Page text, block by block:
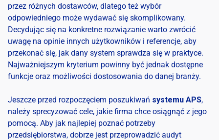
przez różnych dostawców, dlatego też wybór
odpowiedniego może wydawać się skomplikowany.
Decydując się na konkretne rozwiązanie warto zwrócić
uwagę na opinie innych użytkowników i referencje, aby
przekonać się, jak dany system sprawdza się w praktyce.
Najważniejszym kryterium powinny być jednak dostępne
funkcje oraz możliwości dostosowania do danej branży.
Jeszcze przed rozpoczęciem poszukiwań systemu APS,
należy sprecyzować cele, jakie firma chce osiągnąć z jego
pomocą. Aby jak najlepiej poznać potrzeby
przedsiębiorstwa, dobrze jest przeprowadzić audyt